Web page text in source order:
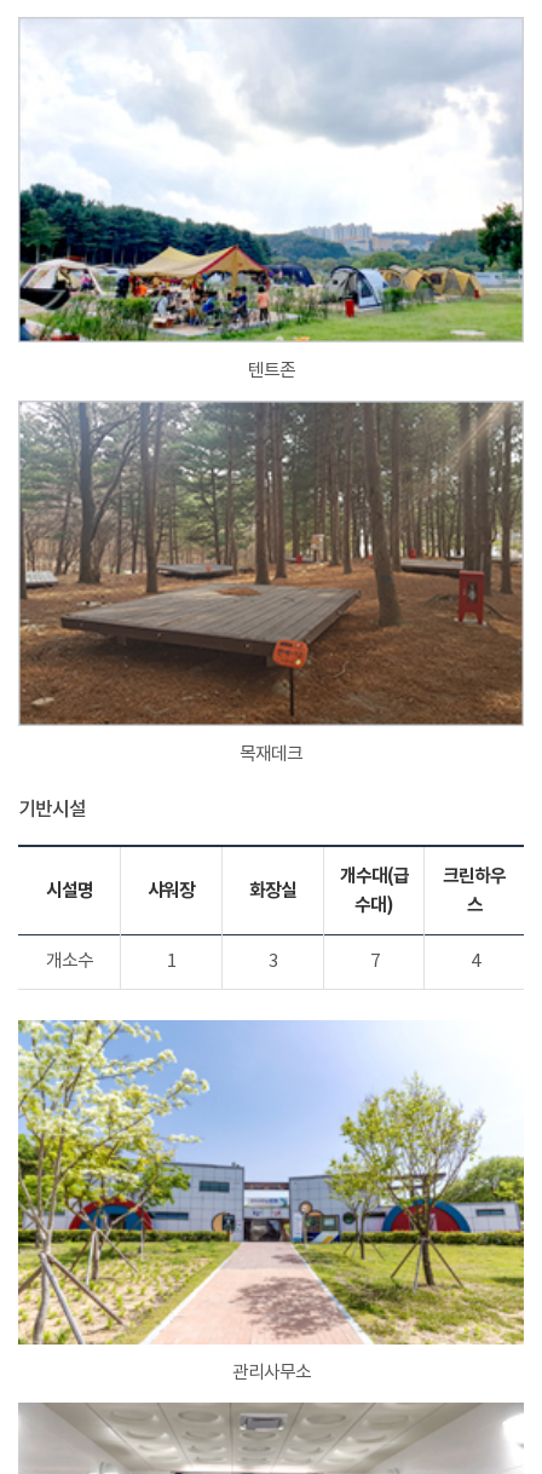
텐트존
목재데크
기반시설
시설명 샤워장 화장실
개수대(급
수대)
크린하우
스
개소수 1 3 7 4
관리사무소